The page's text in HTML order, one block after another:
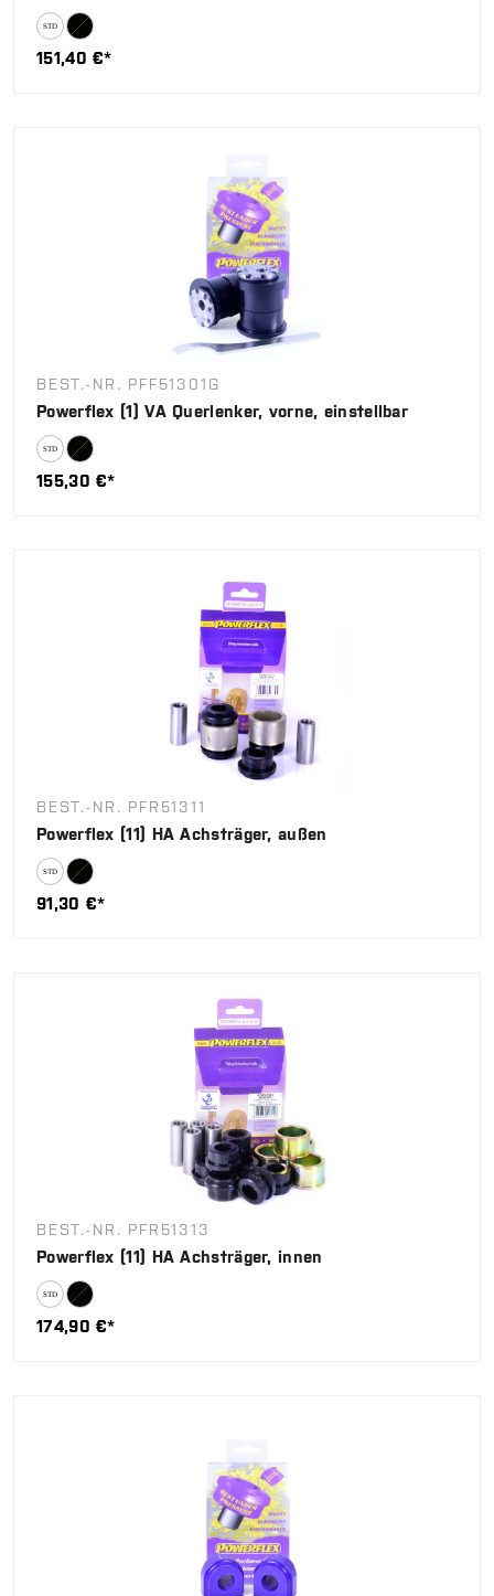
151,40 €*
BEST.-NR. PFF51301G
Powerflex (1) VA Querlenker, vorne, einstellbar
155,30 €*
BEST.-NR. PFR51311
Powerflex (11) HA Achsträger, außen
91,30 €*
BEST.-NR. PFR51313
Powerflex (11) HA Achsträger, innen
174,90 €*